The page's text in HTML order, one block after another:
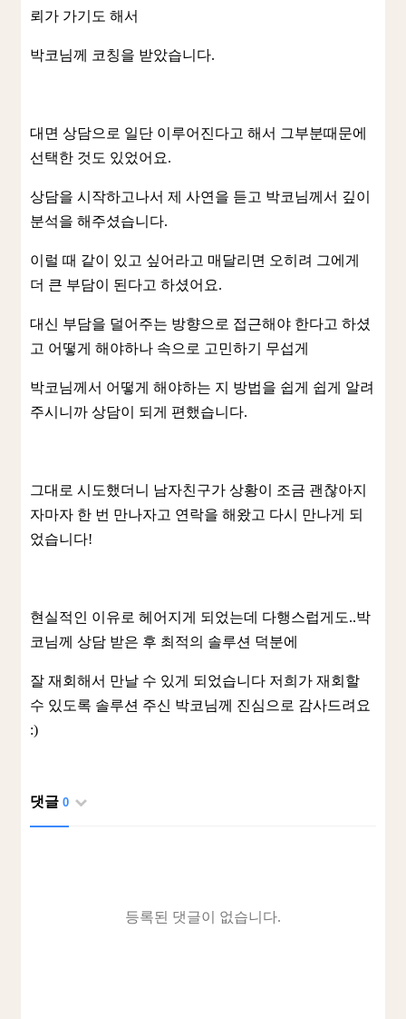
뢰가 가기도 해서
박코님께 코칭을 받았습니다.
대면 상담으로 일단 이루어진다고 해서 그부분때문에
선택한 것도 있었어요.
상담을 시작하고나서 제 사연을 듣고 박코님께서 깊이
분석을 해주셨습니다.
이럴 때 같이 있고 싶어라고 매달리면 오히려 그에게
더 큰 부담이 된다고 하셨어요.
대신 부담을 덜어주는 방향으로 접근해야 한다고 하셨
고 어떻게 해야하나 속으로 고민하기 무섭게
박코님께서 어떻게 해야하는 지 방법을 쉽게 쉽게 알려
주시니까 상담이 되게 편했습니다.
그대로 시도했더니 남자친구가 상황이 조금 괜찮아지
자마자 한 번 만나자고 연락을 해왔고 다시 만나게 되
었습니다!
현실적인 이유로 헤어지게 되었는데 다행스럽게도..박
코님께 상담 받은 후 최적의 솔루션 덕분에
잘 재회해서 만날 수 있게 되었습니다 저희가 재회할
수 있도록 솔루션 주신 박코님께 진심으로 감사드려요
:)
댓글 0
등록된 댓글이 없습니다.